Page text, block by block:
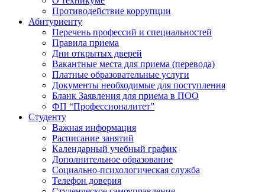
Противодействие коррупции
Абитуриенту
Перечень профессий и специальностей
Правила приема
Дни открытых дверей
Вакантные места для приема (перевода)
Платные образовательные услуги
Документы необходимые для поступления
Бланк Заявления для приема в ПОО
ФП “Профессионалитет”
Студенту
Важная информация
Расписание занятий
Календарный учебный график
Дополнительное образование
Социально-психологическая служба
Телефон доверия